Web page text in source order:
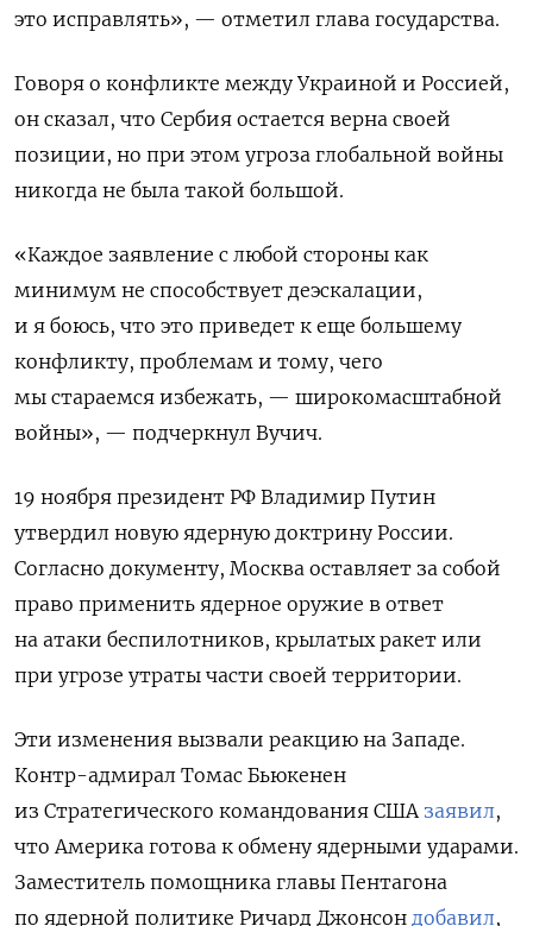
это исправлять», — отметил глава государства.
Говоря о конфликте между Украиной и Россией,
он сказал, что Сербия остается верна своей
позиции, но при этом угроза глобальной войны
никогда не была такой большой.
«Каждое заявление с любой стороны как
минимум не способствует деэскалации,
и я боюсь, что это приведет к еще большему
конфликту, проблемам и тому, чего
мы стараемся избежать, — широкомасштабной
войны», — подчеркнул Вучич.
19 ноября президент РФ Владимир Путин
утвердил новую ядерную доктрину России.
Согласно документу, Москва оставляет за собой
право применить ядерное оружие в ответ
на атаки беспилотников, крылатых ракет или
при угрозе утраты части своей территории.
Эти изменения вызвали реакцию на Западе.
Контр-адмирал Томас Бьюкенен
из Стратегического командования США заявил,
что Америка готова к обмену ядерными ударами.
Заместитель помощника главы Пентагона
по ядерной политике Ричард Джонсон добавил,